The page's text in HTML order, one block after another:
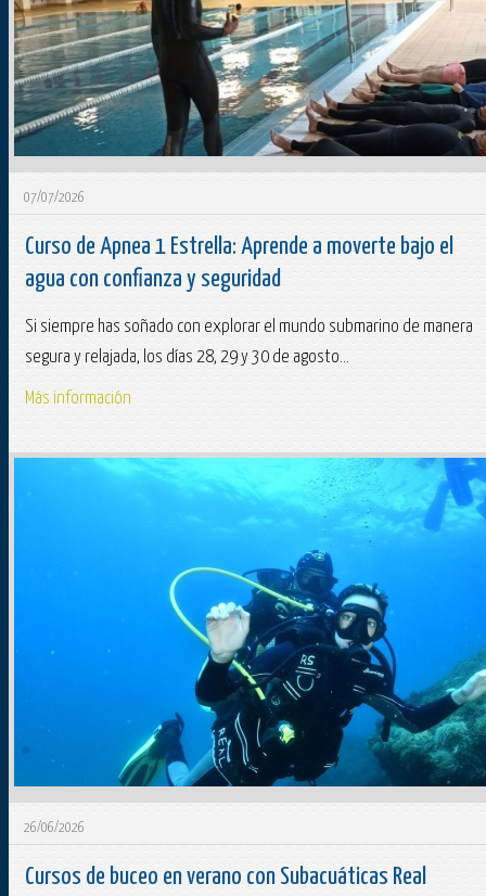
07/07/2026
Curso de Apnea 1 Estrella: Aprende a moverte bajo el
agua con confianza y seguridad
Si siempre has soñado con explorar el mundo submarino de manera
segura y relajada, los días 28, 29 y 30 de agosto...
Más información
26/06/2026
Cursos de buceo en verano con Subacuáticas Real